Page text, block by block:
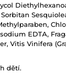
EDTA,
Vitis Vinifera
dětí.